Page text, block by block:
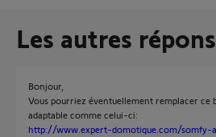
Les autres
Bonjour,
Vous pourriez éventuellement remplacer ce
adaptable comme celui-ci:
http://www.expert-domotique.com/somfy-